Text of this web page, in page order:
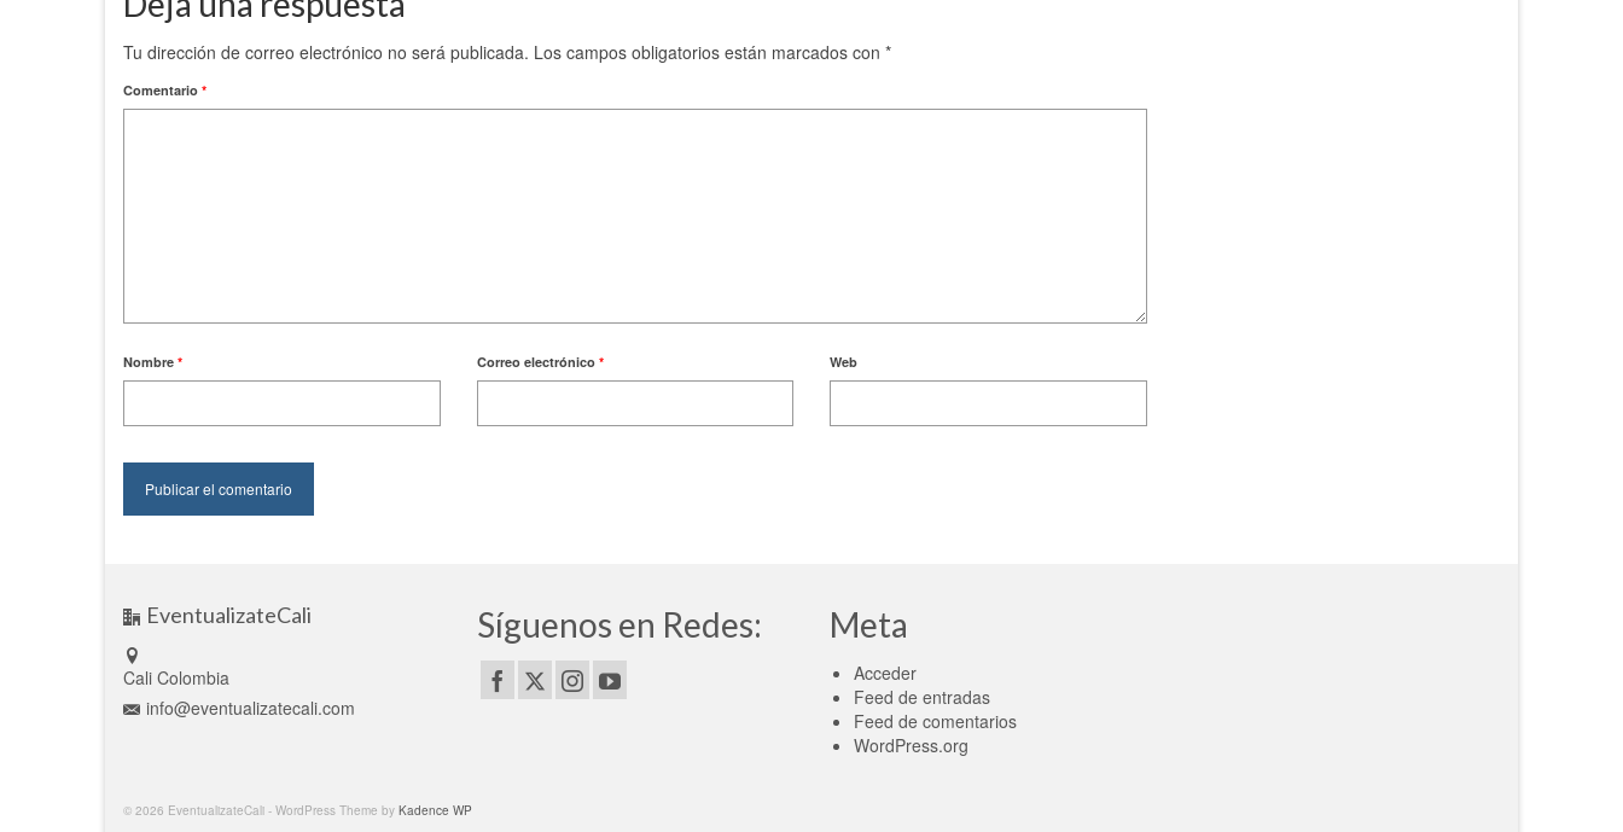
Tu dirección de correo electrónico no será publicada. Los campos obligatorios están marcados con *
Comentario *
Nombre * Correo electrónico * Web
EventualizateCali
Cali Colombia
info@eventualizatecali.com
Síguenos en Redes: Meta
Acceder
Feed de entradas
Feed de comentarios
WordPress.org
© 2026 EventualizateCali - WordPress Theme by Kadence WP